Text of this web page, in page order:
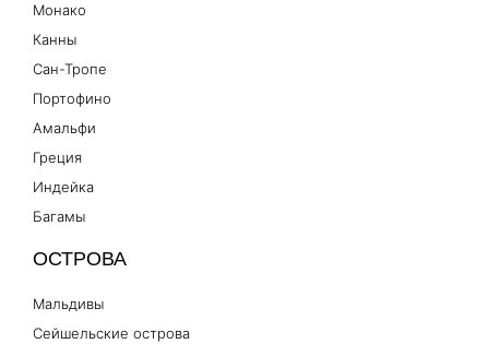
Монако
Канны
Сан-Тропе
Портофино
Амальфи
Греция
Индейка
Багамы
ОСТРОВА
Мальдивы
Сейшельские острова